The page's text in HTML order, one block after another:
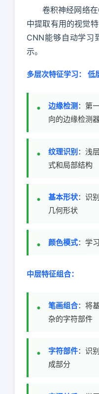
卷积神经网络
中提取有用的视觉
CNN能够自动学习
示。
多层次特征学习： 低
边缘检测 ：第
向的边缘检测
纹理识别 ：浅
式和局部结构
基本形状：识
几何形状
颜色模式：学
中层特征组合：
笔画组合：将
杂的字符部件
字符部件：识
成部分